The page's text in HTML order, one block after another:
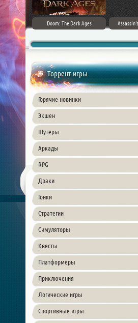
Cut
DLC] (2024)
Doom: The Dark Ages
Торрент игры
Горячие новинки
Экшен
Шутеры
Аркады
RPG
Драки
Гонки
Стратегии
Симуляторы
Квесты
Платформеры
Приключения
Логические игры
Спортивные игры